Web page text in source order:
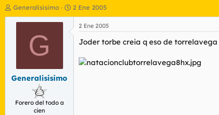
I
n
o
r
Generalisisimo
F
e
h
2 Ene 2005
G
Generalisisimo
Forero del todo a
cien
2 Ene 2005
Joder torbe creia q eso de